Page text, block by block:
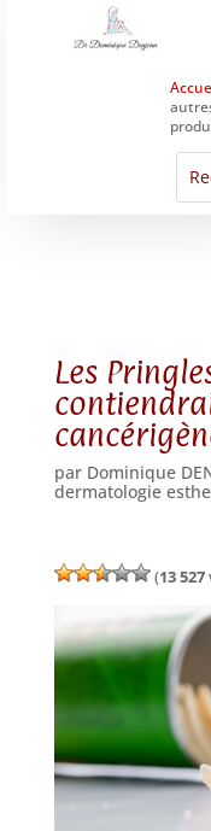
Les
par Dominique
dermatologie
(13 527